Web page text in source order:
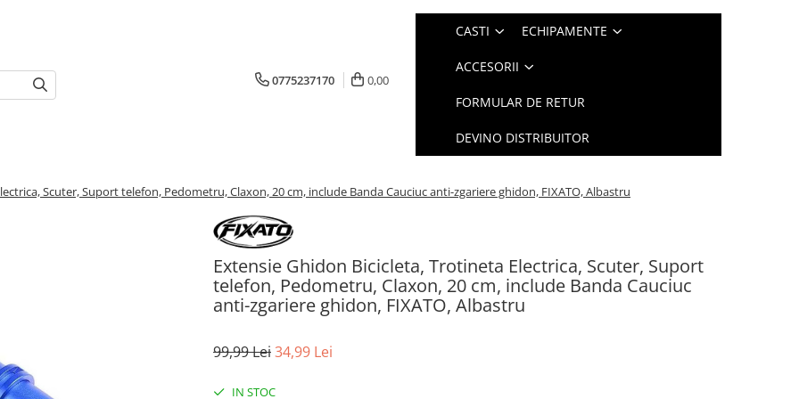
0775237170 0,00
CASTI ECHIPAMENTE
ACCESORII
FORMULAR DE RETUR
DEVINO DISTRIBUITOR
Scuter, Suport telefon, Pedometru, Claxon, 20 cm, include Banda Cauciuc anti-zgariere ghidon, FIXATO, Albastru
Extensie Ghidon Bicicleta, Trotineta Electrica, Scuter, Suport
telefon, Pedometru, Claxon, 20 cm, include Banda Cauciuc
anti-zgariere ghidon, FIXATO, Albastru
99,99 Lei34,99 Lei
IN STOC